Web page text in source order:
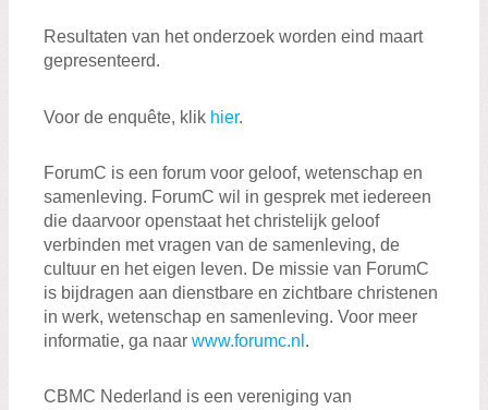
Resultaten van het onderzoek worden eind maart
gepresenteerd.
Voor de enquête, klik hier.
ForumC is een forum voor geloof, wetenschap en
samenleving. ForumC wil in gesprek met iedereen
die daarvoor openstaat het christelijk geloof
verbinden met vragen van de samenleving, de
cultuur en het eigen leven. De missie van ForumC
is bijdragen aan dienstbare en zichtbare christenen
in werk, wetenschap en samenleving. Voor meer
informatie, ga naar www.forumc.nl .
CBMC Nederland is een vereniging van